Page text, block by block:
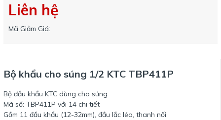
Liên hệ
Mã Giảm Giá:
Bộ khẩu cho súng 1/2 KTC TBP411P
Bộ đầu khẩu KTC dùng cho súng
Mã số: TBP411P với 14 chi tiết
Gồm 11 đầu khẩu (12-32mm), đầu lắc léo, thanh nối